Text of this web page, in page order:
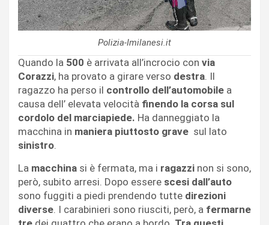
Polizia-Imilanesi.it
Quando la 500 è arrivata all’incrocio con via
Corazzi, ha provato a girare verso destra. Il
ragazzo ha perso il controllo dell’automobile a
causa dell’ elevata velocità finendo la corsa sul
cordolo del marciapiede. Ha danneggiato la
macchina in maniera piuttosto grave sul lato
sinistro.
La macchina si è fermata, ma i ragazzi non si sono,
però, subito arresi. Dopo essere scesi dall’auto
sono fuggiti a piedi prendendo tutte direzioni
diverse. I carabinieri sono riusciti, però, a fermarne